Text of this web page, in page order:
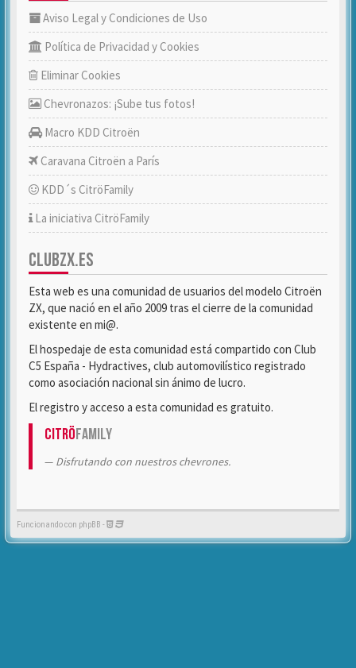
Aviso Legal y Condiciones de Uso
Política de Privacidad y Cookies
Eliminar Cookies
Chevronazos: ¡Sube tus fotos!
Macro KDD Citroën
Caravana Citroën a París
KDD´s CitröFamily
La iniciativa CitröFamily
CLUBZX.ES
Esta web es una comunidad de usuarios del modelo Citroën
ZX, que nació en el año 2009 tras el cierre de la comunidad
existente en mi@.
El hospedaje de esta comunidad está compartido con Club
C5 España - Hydractives, club automovilístico registrado
como asociación nacional sin ánimo de lucro.
El registro y acceso a esta comunidad es gratuito.
CitröFamily
Disfrutando con nuestros chevrones.
Funcionando con phpBB -